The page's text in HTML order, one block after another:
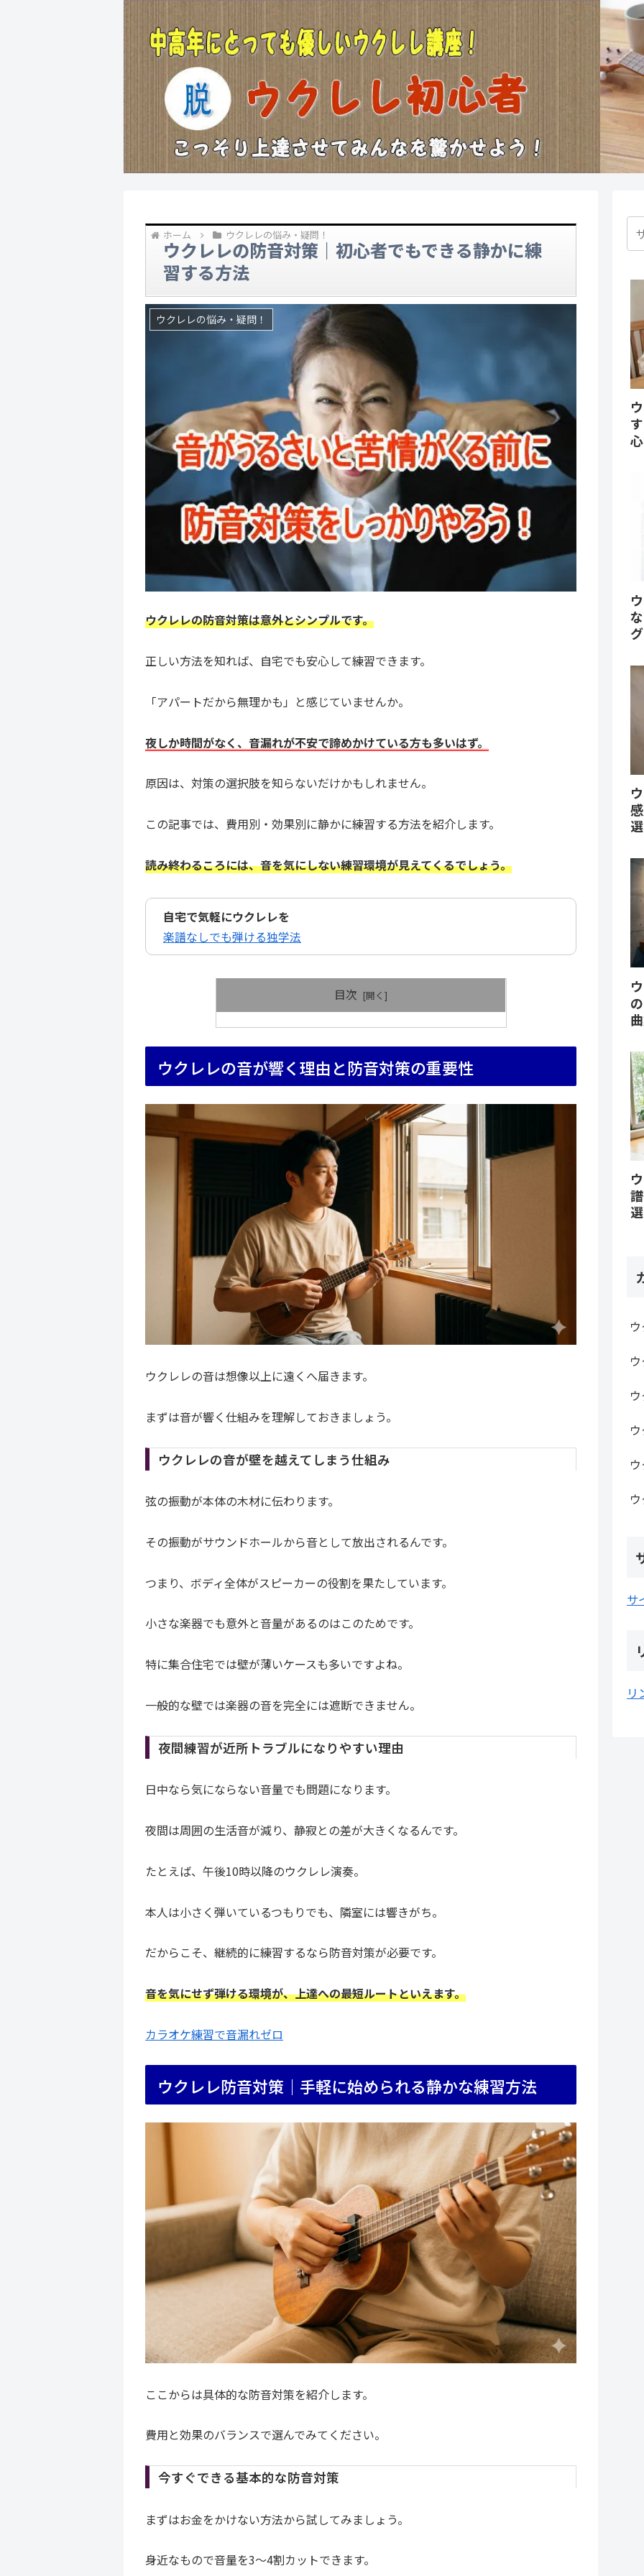
ホーム ウクレレの悩み・疑問！
ウクレレの防音対策｜初心者でもできる静かに練
習する方法
ウクレレの悩み・疑問！
ウクレレの防音対策は意外とシンプルです。
正しい方法を知れば、自宅でも安心して練習できます。
「アパートだから無理かも」と感じていませんか。
夜しか時間がなく、音漏れが不安で諦めかけている方も多いはず。
原因は、対策の選択肢を知らないだけかもしれません。
この記事では、費用別・効果別に静かに練習する方法を紹介します。
読み終わるころには、音を気にしない練習環境が見えてくるでしょう。
自宅で気軽にウクレレを
楽譜なしでも弾ける独学法
目次
ウクレレの音が響く理由と防音対策の重要性
ウクレレの音は想像以上に遠くへ届きます。
まずは音が響く仕組みを理解しておきましょう。
ウクレレの音が壁を越えてしまう仕組み
弦の振動が本体の木材に伝わります。
その振動がサウンドホールから音として放出されるんです。
つまり、ボディ全体がスピーカーの役割を果たしています。
小さな楽器でも意外と音量があるのはこのためです。
特に集合住宅では壁が薄いケースも多いですよね。
一般的な壁では楽器の音を完全には遮断できません。
夜間練習が近所トラブルになりやすい理由
日中なら気にならない音量でも問題になります。
夜間は周囲の生活音が減り、静寂との差が大きくなるんです。
たとえば、午後10時以降のウクレレ演奏。
本人は小さく弾いているつもりでも、隣室には響きがち。
だからこそ、継続的に練習するなら防音対策が必要です。
音を気にせず弾ける環境が、上達への最短ルートといえます。
カラオケ練習で音漏れゼロ
ウクレレ防音対策｜手軽に始められる静かな練習方法
ここからは具体的な防音対策を紹介します。
費用と効果のバランスで選んでみてください。
今すぐできる基本的な防音対策
まずはお金をかけない方法から試してみましょう。
身近なもので音量を3〜4割カットできます。
心
選
選
サ
リ